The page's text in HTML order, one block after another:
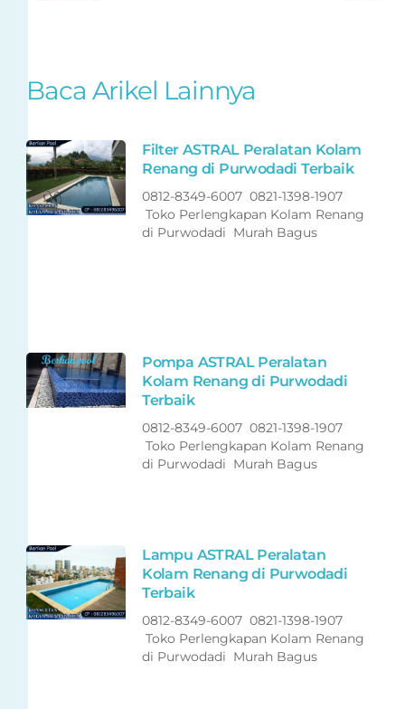
Baca Arikel Lainnya
Filter ASTRAL Peralatan Kolam
Renang di Purwodadi Terbaik
0812-8349-6007 0821-1398-1907
Toko Perlengkapan Kolam Renang
di Purwodadi Murah Bagus
Pompa ASTRAL Peralatan
Kolam Renang di Purwodadi
Terbaik
0812-8349-6007 0821-1398-1907
Toko Perlengkapan Kolam Renang
di Purwodadi Murah Bagus
Lampu ASTRAL Peralatan
Kolam Renang di Purwodadi
Terbaik
0812-8349-6007 0821-1398-1907
Toko Perlengkapan Kolam Renang
di Purwodadi Murah Bagus